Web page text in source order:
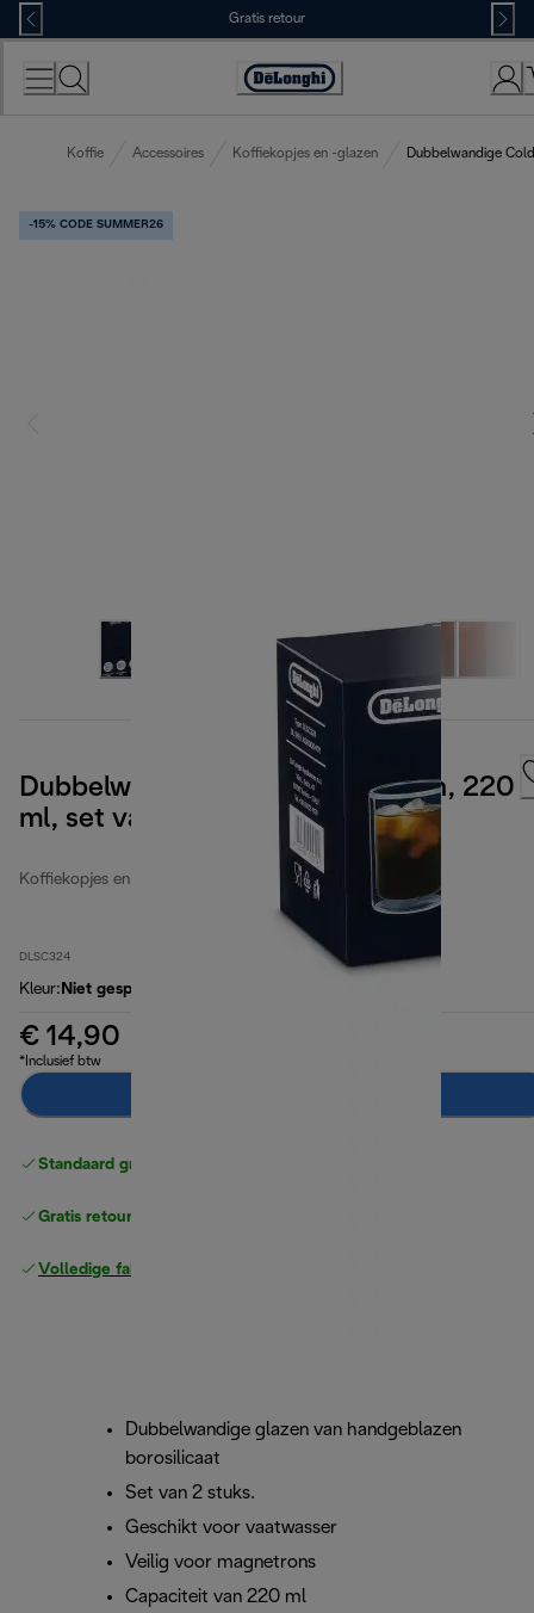
Skip
to
Content
Gratis retour
Accessibility
Koffie Accessoires Koffiekopjes en -glazen Dubbelwandige
-15% CODE SUMMER26
Dubbelwandige Cold Brew glazen, 220
ml, set van 2
Koffiekopjes en -glazen
DLSC324
Kleur: Niet gespecificeerd
€ 14,90
*Inclusief btw
Standaard gratis verzending
Gratis retourneren
Volledige fabrieksgarantie
Dubbelwandige glazen van handgeblazen
borosilicaat
Set van 2 stuks.
Geschikt voor vaatwasser
Veilig voor magnetrons
Capaciteit van 220 ml